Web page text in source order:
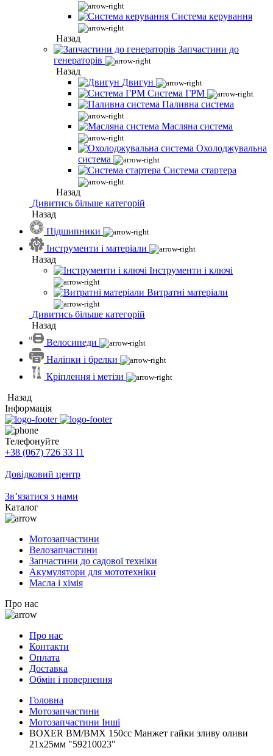
Система керування
Назад
Запчастини до
генераторів
Назад
Двигун
Система ГРМ
Паливна система
Масляна система
Охолоджувальна
система
Система стартера
Назад
Дивитись більше категорій
Назад
Підшипники
Інструменти і матеріали
Назад
Інструменти і ключі
Витратні матеріали
Дивитись більше категорій
Назад
Велосипеди
Наліпки і брелки
Кріплення і метізи
Назад
Інформація
Телефонуйте
+38 (067) 726 33 11
Довідковий центр
Зв’язатися з нами
Каталог
Мотозапчастини
Велозапчастини
Запчастини до садової техніки
Акумулятори для мототехніки
Масла і хімія
Про нас
Про нас
Контакти
Оплата
Доставка
Обмін і повернення
Головна
Мотозапчастини
Мотозапчастини Інші
BOXER BM/ВМX 150cc Манжет гайки зливу оливи
21x25мм "59210023"